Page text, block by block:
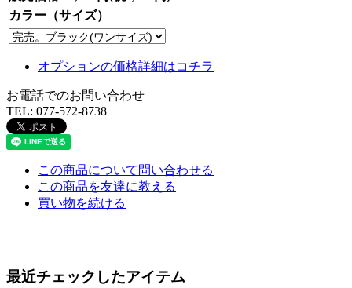
カラー（サイズ）
オプションの価格詳細はコチラ
お電話でのお問い合わせ
TEL: 077-572-8738
この商品について問い合わせる
この商品を友達に教える
買い物を続ける
最近チェックしたアイテム